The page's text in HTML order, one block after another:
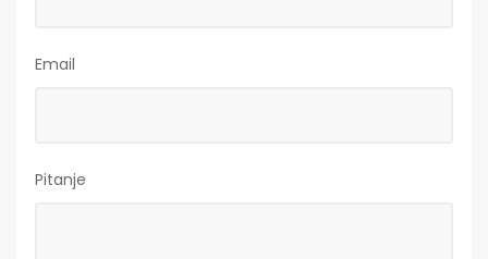
Email
Pitanje